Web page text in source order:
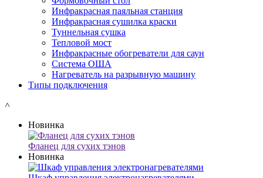
Инфракрасная паяльная станция
Инфракрасная сушилка краски
Туннельная сушка
Тепловой мост
Инфракрасные обогреватели для саун
Система ОША
Нагреватель на разрывную машину
Типы подключения
˄
Новинка
Фланец для сухих тэнов
Новинка